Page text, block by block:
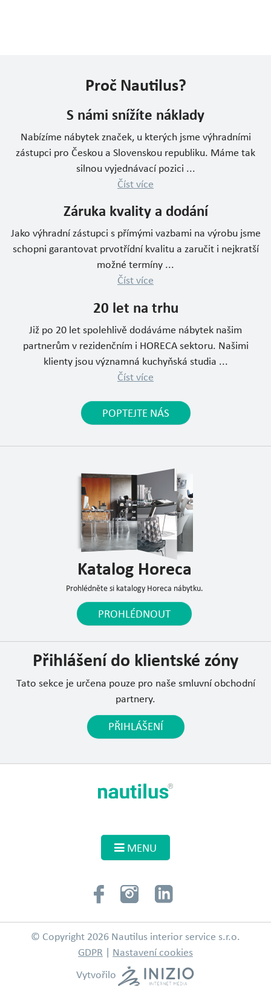
Proč Nautilus?
S námi snížíte náklady
Nabízíme nábytek značek, u kterých jsme výhradními
zástupci pro Českou a Slovenskou republiku. Máme tak
silnou vyjednávací pozici ...
Číst více
Záruka kvality a dodání
Jako výhradní zástupci s přímými vazbami na výrobu jsme
schopni garantovat prvotřídní kvalitu a zaručit i nejkratší
možné termíny ...
Číst více
20 let na trhu
Již po 20 let spolehlivě dodáváme nábytek našim
partnerům v rezidenčním i HORECA sektoru. Našimi
klienty jsou významná kuchyňská studia ...
Číst více
POPTEJTE NÁS
Katalog Horeca
Prohlédněte si katalogy Horeca nábytku.
PROHLÉDNOUT
Přihlášení do klientské zóny
Tato sekce je určena pouze pro naše smluvní obchodní
partnery.
PŘIHLÁŠENÍ
MENU
© Copyright 2026 Nautilus interior service s.r.o.
GDPR
Nastavení cookies
Vytvořilo